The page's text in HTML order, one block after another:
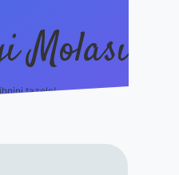
Molası
tazele!
ilbet mobil giriş